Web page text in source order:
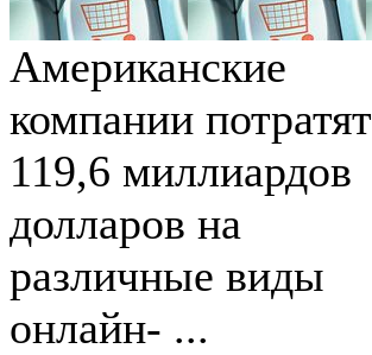
Американские
компании потратят
119,6 миллиардов
долларов на
различные виды
онлайн- ...